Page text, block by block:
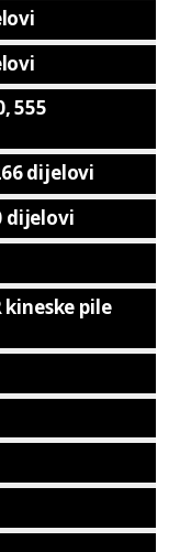
555
dijelovi
dijelovi
kineske pile